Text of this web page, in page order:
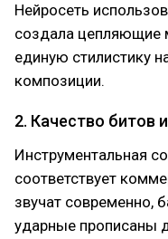
Нейросеть
создала
единую стилистику
композиции.
2. Качество битов
Инструментальная
соответствует
звучат современно,
ударные прописаны